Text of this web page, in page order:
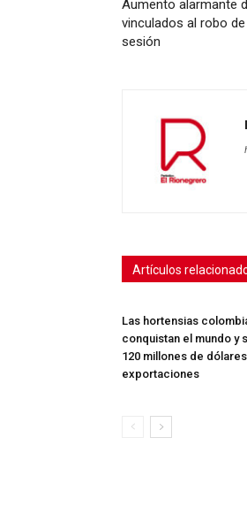
Aumento alarmante
vinculados al robo
sesión
Artículos
Las hortensias
conquistan el mundo y
120 millones de
exportaciones